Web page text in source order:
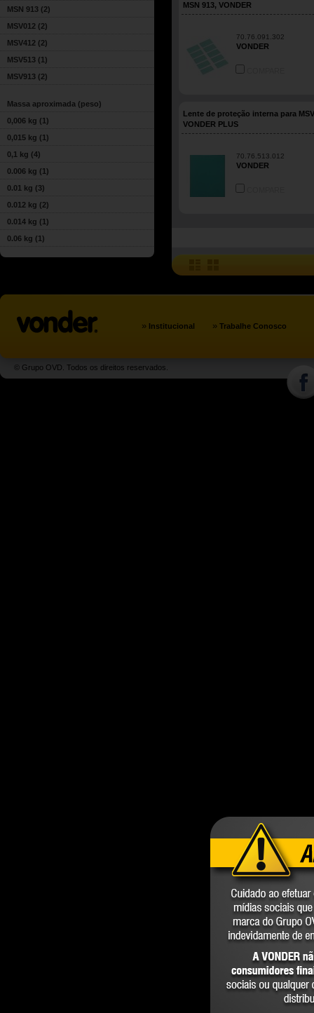
MSN 913 (2)
MSV012 (2)
MSV412 (2)
MSV513 (1)
MSV913 (2)
Massa aproximada (peso)
0,006 kg (1)
0,015 kg (1)
0,1 kg (4)
0.006 kg (1)
0.01 kg (3)
0.012 kg (2)
0.014 kg (1)
0.06 kg (1)
MSN 913, VONDER
70.76.091.302
VONDER
Lente de proteção interna para
VONDER PLUS
70.76.513.012
VONDER
» Institucional » Trabalhe Conosco
© Grupo OVD. Todos os direitos reservados.